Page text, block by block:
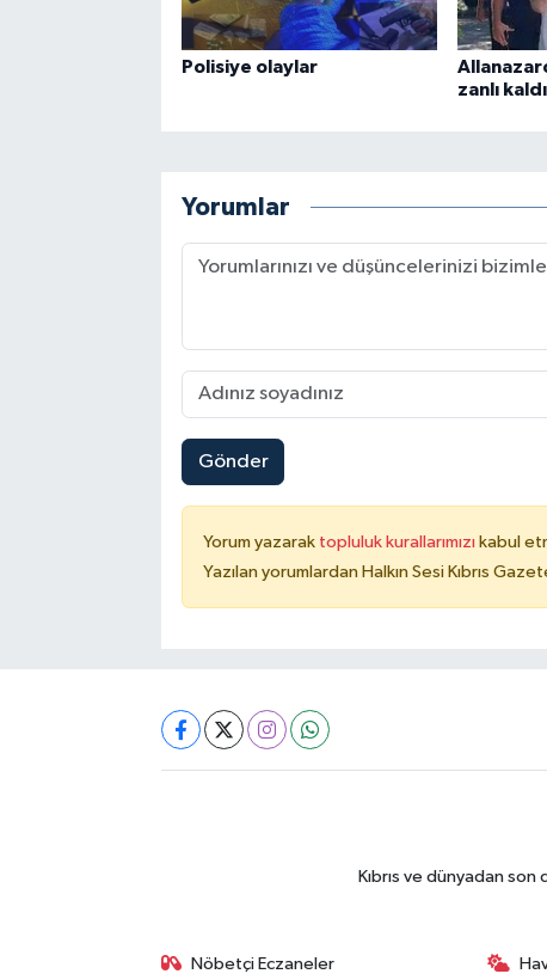
Polisiye olaylar
zanlı kaldı
Yorumlar
Gönder
Yorum yazarak topluluk kurallarımızı kabul
Yazılan yorumlardan Halkın Sesi Kıbrıs
Kıbrıs ve dünyadan
Nöbetçi Eczaneler